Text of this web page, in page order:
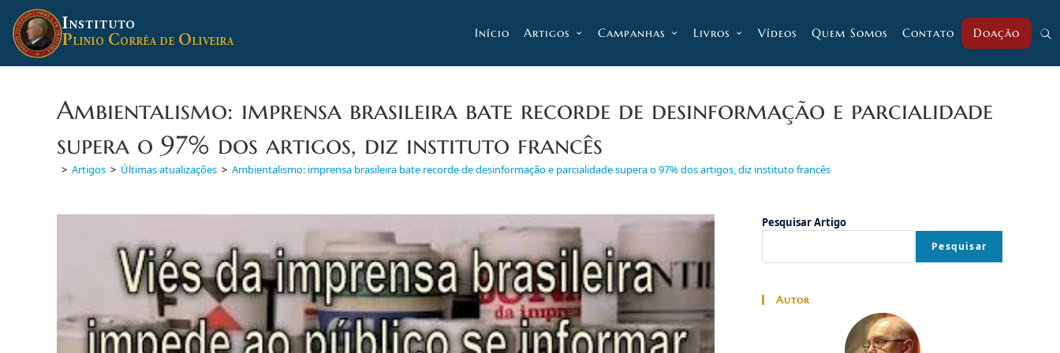
para
conteúdo
INSTITUTO
PLINIO CORRÊA DE OLIVEIRA
Início Artigos Campanhas Livros Vídeos Quem Somos Contato Doação
Ambientalismo: imprensa brasileira bate recorde de desinformação e parcialidade
supera o 97% dos artigos, diz instituto francês
> Artigos > Últimas atualizações > Ambientalismo: imprensa brasileira bate recorde de desinformação e parcialidade supera o 97% dos artigos, diz instituto francês
Pesquisar Artigo
Pesquisar
Autor